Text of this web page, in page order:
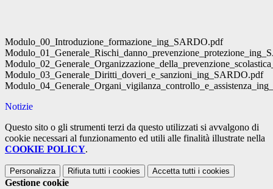
Modulo_00_Introduzione_formazione_ing_SARDO.pdf
Modulo_03_Generale_Diritti_doveri_e_sanzioni_ing_SARDO.pdf
Notizie
Questo sito o gli strumenti terzi da questo utilizzati si avvalgono di
cookie necessari al funzionamento ed utili alle finalità illustrate nella
COOKIE POLICY.
Personalizza Rifiuta tutti i cookies Accetta tutti i cookies
Gestione cookie